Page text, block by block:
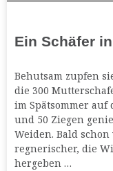
Ein Schäfer
Behutsam zupfen
die 300
im Spätsommer auf
und 50 Ziegen
Weiden. Bald
regnerischer, die
hergeben …